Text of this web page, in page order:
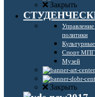
Закрыть
политики
Спорт
Музей
Закрыть